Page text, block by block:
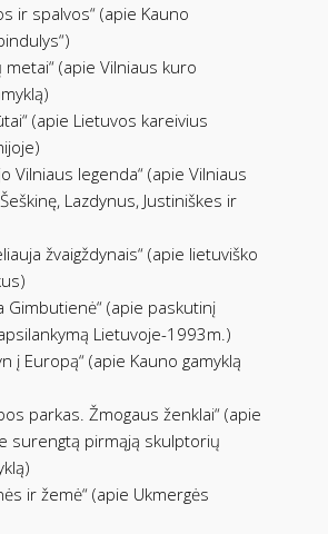
ir spalvos“ (apie Kauno
(apie Vilniaus kuro
(apie Lietuvos kareivius
Vilniaus legenda“ (apie Vilniaus
Lazdynus, Justiniškes ir
žvaigždynais“ (apie lietuviško
Gimbutienė“ (apie paskutinį
Lietuvoje-1993m.)
į Europą“ (apie Kauno gamyklą
parkas. Žmogaus ženklai“ (apie
surengtą pirmąją skulptorių
ir žemė“ (apie Ukmergės